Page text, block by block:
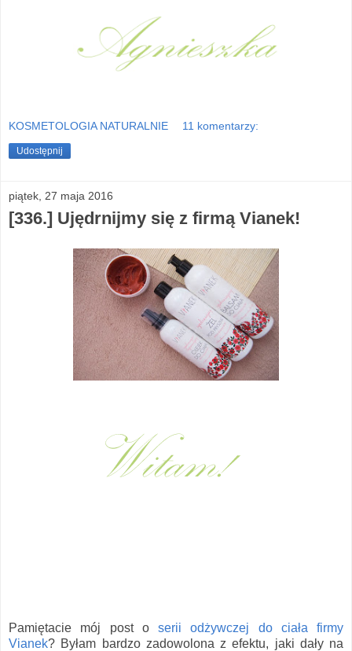
KOSMETOLOGIA NATURALNIE 11 komentarzy:
Udostępnij
piątek, 27 maja 2016
[336.] Ujędrnijmy się z firmą Vianek!
Pamiętacie mój post o serii odżywczej do ciała firmy
Vianek? Byłam bardzo zadowolona z efektu, jaki dały na